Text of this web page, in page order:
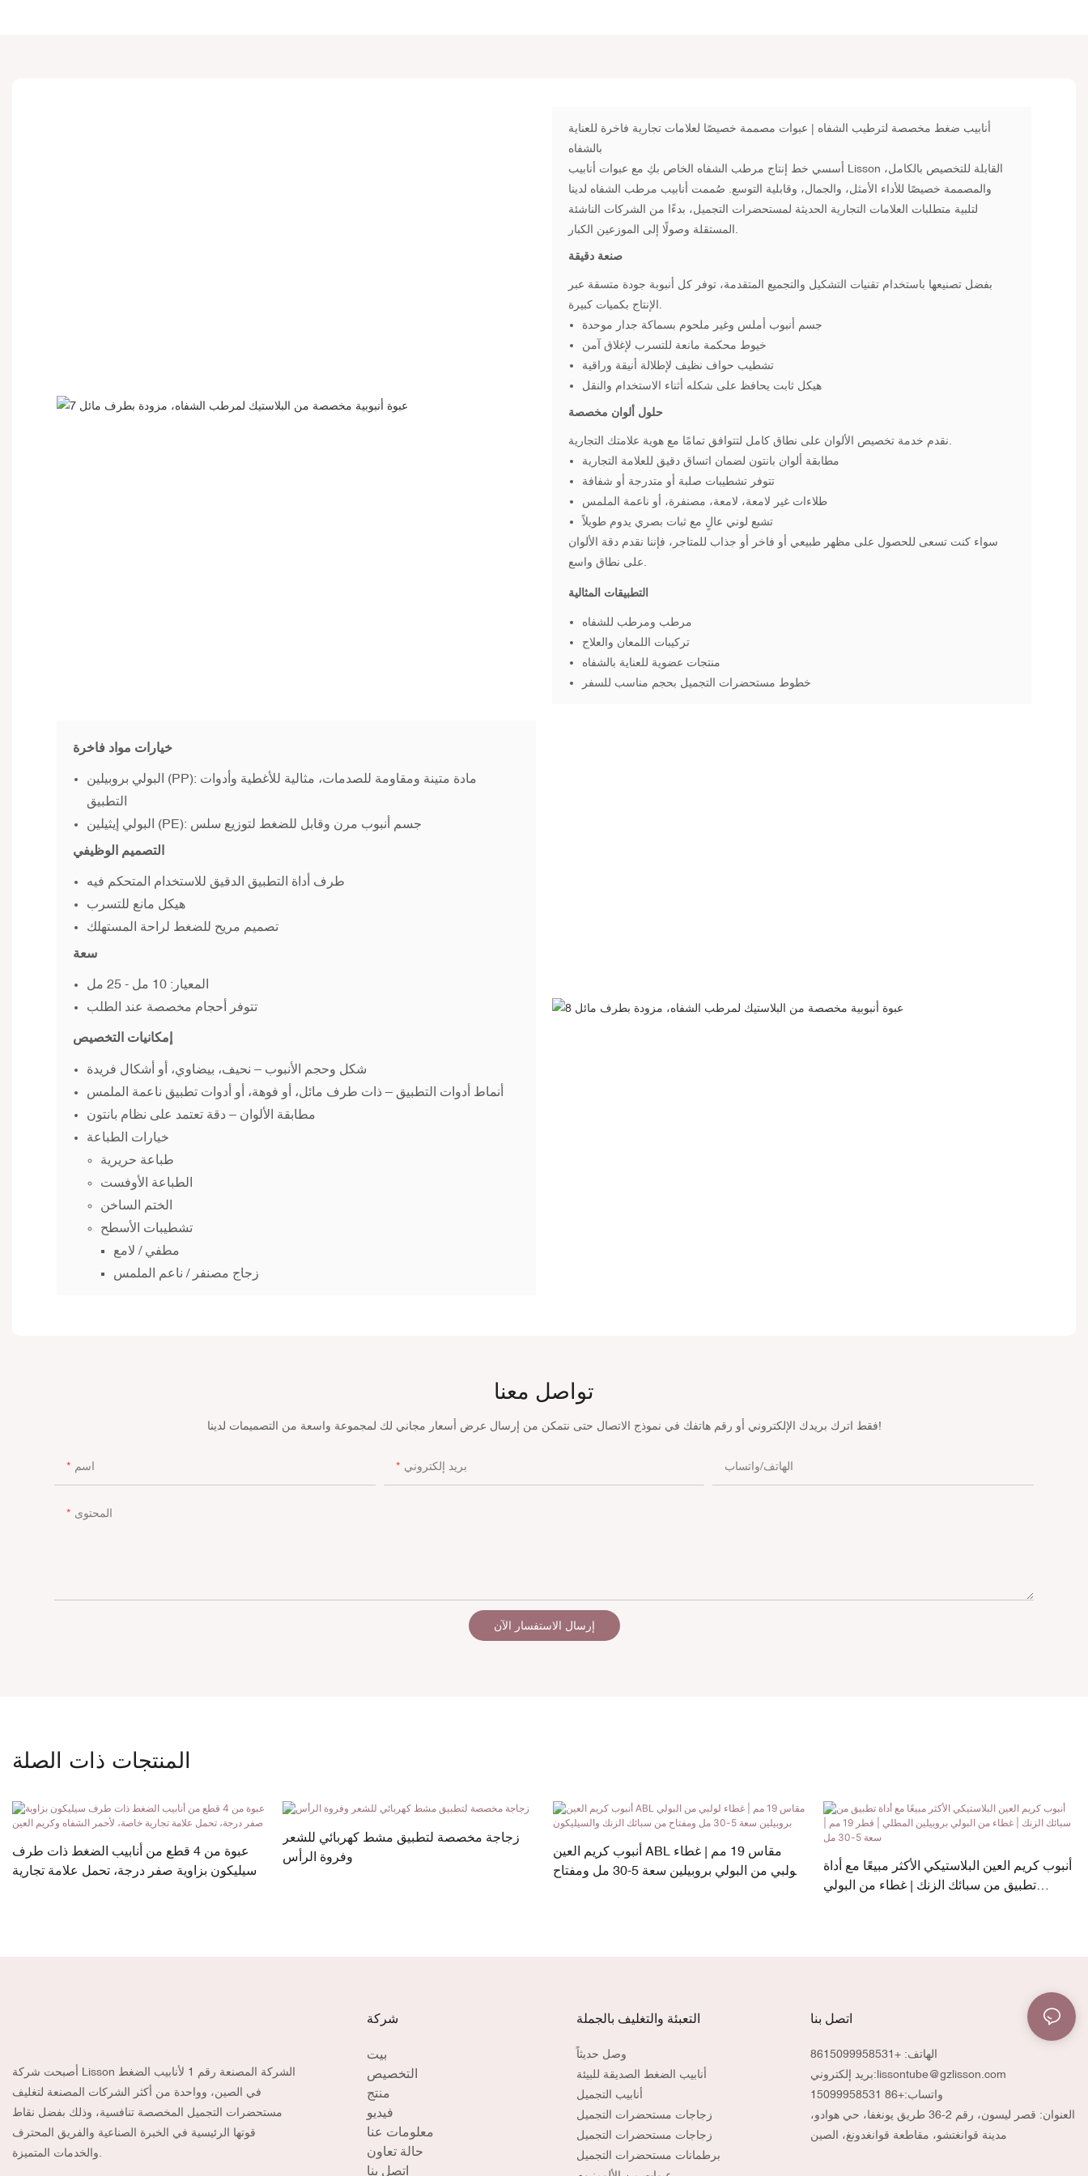
أنابيب ضغط مخصصة لترطيب الشفاه | عبوات مصممة خصيصًا لعلامات تجارية فاخرة للعناية
بالشفاه
أسسي خط إنتاج مرطب الشفاه الخاص بكِ مع عبوات أنابيب Lisson القابلة للتخصيص بالكامل،
والمصممة خصيصًا للأداء الأمثل، والجمال، وقابلية التوسع. صُممت أنابيب مرطب الشفاه لدينا
لتلبية متطلبات العلامات التجارية الحديثة لمستحضرات التجميل، بدءًا من الشركات الناشئة
صنعة دقيقة
بفضل تصنيعها باستخدام تقنيات التشكيل والتجميع المتقدمة، توفر كل أنبوبة جودة متسقة عبر
جسم أنبوب أملس وغير ملحوم بسماكة جدار موحدة
خيوط محكمة مانعة للتسرب لإغلاق آمن
تشطيب حواف نظيف لإطلالة أنيقة وراقية
هيكل ثابت يحافظ على شكله أثناء الاستخدام والنقل
حلول ألوان مخصصة
مطابقة ألوان بانتون لضمان اتساق دقيق للعلامة التجارية
تتوفر تشطيبات صلبة أو متدرجة أو شفافة
طلاءات غير لامعة، لامعة، مصنفرة، أو ناعمة الملمس
تشبع لوني عالٍ مع ثبات بصري يدوم طويلاً
سواء كنت تسعى للحصول على مظهر طبيعي أو فاخر أو جذاب للمتاجر، فإننا نقدم دقة الألوان
التطبيقات المثالية
مرطب ومرطب للشفاه
تركيبات اللمعان والعلاج
منتجات عضوية للعناية بالشفاه
خطوط مستحضرات التجميل بحجم مناسب للسفر
خيارات مواد فاخرة
البولي بروبيلين (PP): مادة متينة ومقاومة للصدمات، مثالية للأغطية وأدوات
التطبيق
البولي إيثيلين (PE): جسم أنبوب مرن وقابل للضغط لتوزيع سلس
التصميم الوظيفي
طرف أداة التطبيق الدقيق للاستخدام المتحكم فيه
هيكل مانع للتسرب
تصميم مريح للضغط لراحة المستهلك
سعة
المعيار: 10 مل - 25 مل
تتوفر أحجام مخصصة عند الطلب
إمكانيات التخصيص
شكل وحجم الأنبوب – نحيف، بيضاوي، أو أشكال فريدة
أنماط أدوات التطبيق – ذات طرف مائل، أو فوهة، أو أدوات تطبيق ناعمة الملمس
مطابقة الألوان – دقة تعتمد على نظام بانتون
خيارات الطباعة
طباعة حريرية
الطباعة الأوفست
الختم الساخن
تشطيبات الأسطح
مطفي / لامع
زجاج مصنفر / ناعم الملمس
تواصل معنا
فقط اترك بريدك الإلكتروني أو رقم هاتفك في نموذج الاتصال حتى نتمكن من إرسال عرض أسعار مجاني لك لمجموعة واسعة من التصميمات لدينا!
اسم بريد إلكتروني الهاتف/واتساب
المحتوى
إرسال الاستفسار الآن
المنتجات ذات الصلة
عبوة من 4 قطع من أنابيب الضغط ذات طرف
سيليكون بزاوية صفر درجة، تحمل علامة تجارية
زجاجة مخصصة لتطبيق مشط كهربائي للشعر
وفروة الرأس
أنبوب كريم العين ABL مقاس 19 مم | غطاء
لولبي من البولي بروبيلين سعة 5-30 مل ومفتاح
أنبوب كريم العين البلاستيكي الأكثر مبيعًا مع أداة
تطبيق من سبائك الزنك | غطاء من البولي
أصبحت شركة Lisson الشركة المصنعة رقم 1 لأنابيب الضغط
في الصين، وواحدة من أكثر الشركات المصنعة لتغليف
مستحضرات التجميل المخصصة تنافسية، وذلك بفضل نقاط
قوتها الرئيسية في الخبرة الصناعية والفريق المحترف
والخدمات المتميزة.
شركة
بيت
التخصيص
منتج
فيديو
معلومات عنا
حالة تعاون
اتصل بنا
التعبئة والتغليف بالجملة
وصل حديثاً
أنابيب الضغط الصديقة للبيئة
أنابيب التجميل
زجاجات مستحضرات التجميل
زجاجات مستحضرات التجميل
برطمانات مستحضرات التجميل
اتصل بنا
الهاتف: +8615099958531
بريد إلكتروني:lissontube@gzlisson.com
واتساب:+86 15099958531
العنوان: قصر ليسون، رقم 2-36 طريق يونغفا، حي هوادو،
مدينة قوانغتشو، مقاطعة قوانغدونغ، الصين